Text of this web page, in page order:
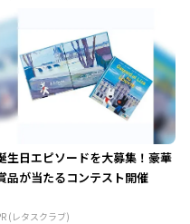
生日エピソードを大募集！豪華
品が当たるコンテスト開催
(レタスクラブ)